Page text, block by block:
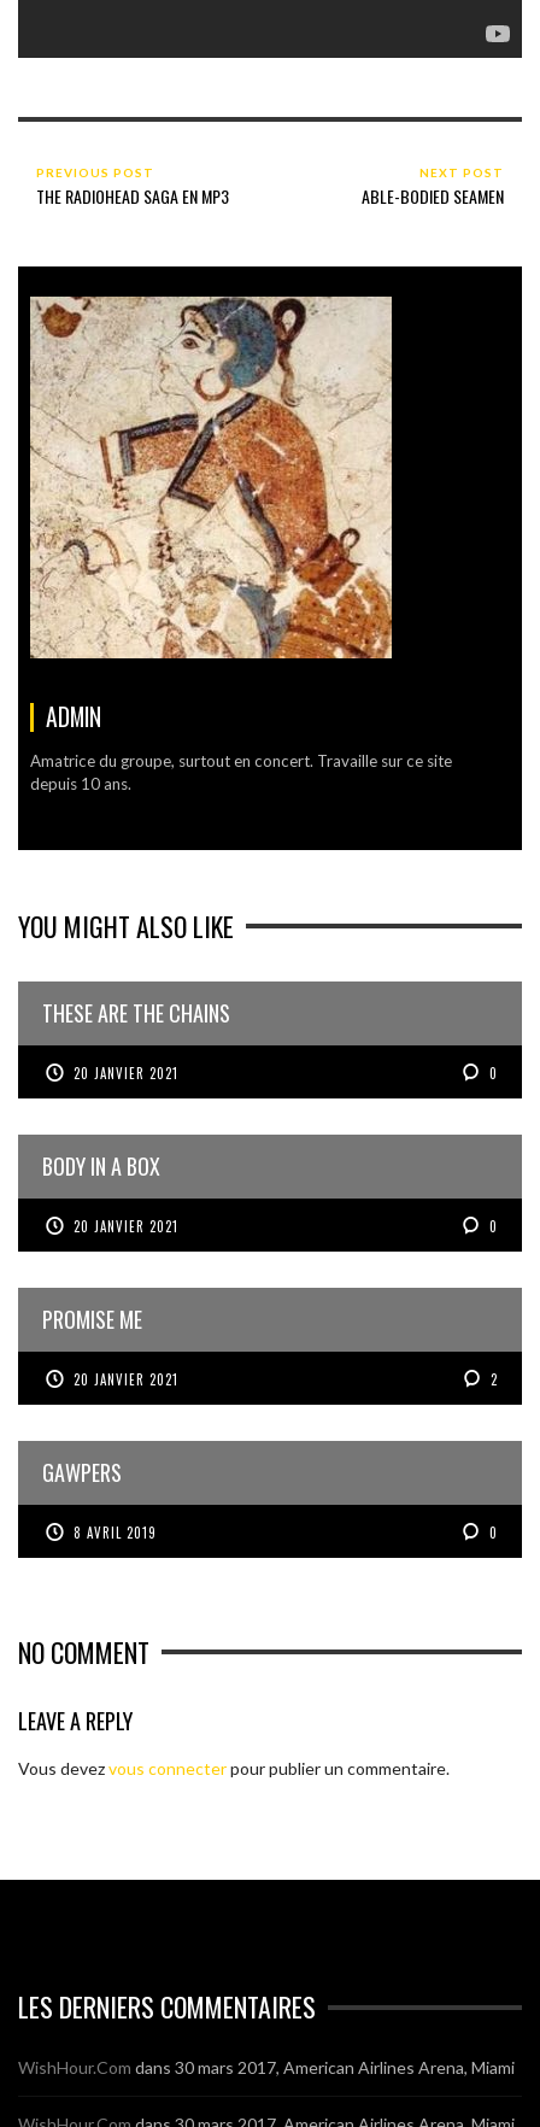
PREVIOUS POST
THE RADIOHEAD SAGA EN MP3
NEXT POST
ABLE-BODIED SEAMEN
ADMIN
Amatrice du groupe, surtout en concert. Travaille sur ce site
depuis 10 ans.
YOU MIGHT ALSO LIKE
THESE ARE THE CHAINS
20 JANVIER 2021 0
BODY IN A BOX
20 JANVIER 2021 0
PROMISE ME
20 JANVIER 2021 2
GAWPERS
8 AVRIL 2019 0
NO COMMENT
LEAVE A REPLY
Vous devezvous connecterpour publier un commentaire.
LES DERNIERS COMMENTAIRES
WishHour.Com dans 30 mars 2017, American Airlines Arena, Miami